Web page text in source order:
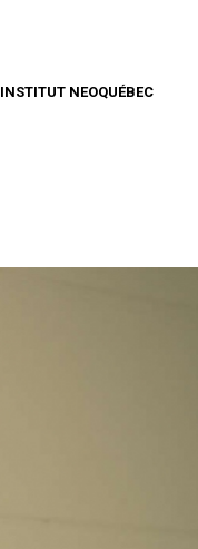
INSTITUT NEOQUÉBEC